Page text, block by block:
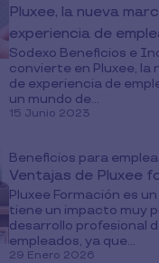
Pluxee, la nueva
experiencia de
abre un mundo de
Sodexo Beneficios e
convierte en Pluxee, la
de experiencia de
un mundo de...
15 Junio 2023
Beneficios para
Ventajas de Pluxee
Pluxee Formación es
tiene un impacto muy
desarrollo profesional
empleados, ya que...
29 Enero 2026